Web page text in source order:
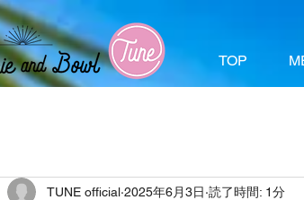
TOP
TUNE official 2025年6月3日 読了時間: 1分